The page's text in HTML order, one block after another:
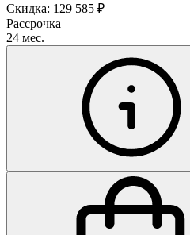
Скидка: 129 585 ₽
Рассрочка
24 мес.